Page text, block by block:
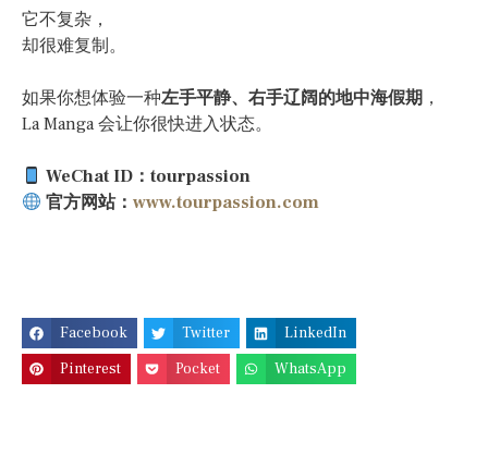
它不复杂，
却很难复制。
如果你想体验一种左手平静、右手辽阔的地中海假期 ，
La Manga 会让你很快进入状态。
WeChat ID：tourpassion
官方网站：www.tourpassion.com
Facebook Twitter
LinkedIn
Pinterest
Pocket WhatsApp